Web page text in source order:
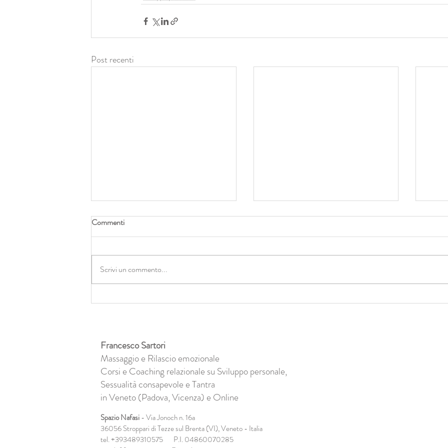
Post recenti
Abbracci di luce e zero
Come avviene davvero il
Dal
Commenti
Scrivi un commento...
Francesco Sartori
Massaggio e Rilascio emozionale
Corsi e Coaching relazionale su Sviluppo personale,
Sessualità consapevole e Tantra
in Veneto (Padova, Vicenza) e Online
Spazio Nafasi- Via Jonoch n. 16a
36056 Stroppari di Tezze sul Brenta (VI),Veneto - Italia
tel. +393489310575 P.I. 04860070285